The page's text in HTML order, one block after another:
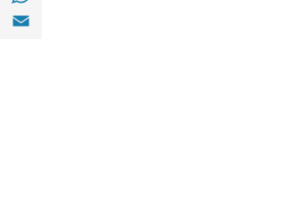
Compartir en Email (opens in